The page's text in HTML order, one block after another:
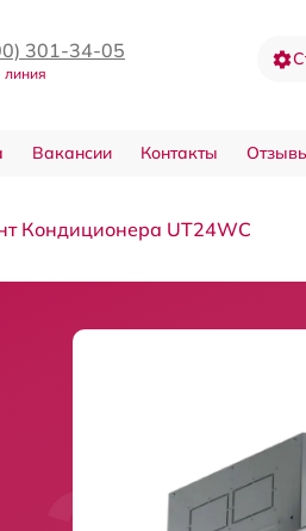
301-34-05
линия
Вакансии Контакты
Кондиционера UT24WC